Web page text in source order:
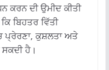
ਕਰਨ ਦੀ ਉਮੀਦ ਕੀਤੀ
ਬਿਹਤਰ ਵਿੱਤੀ
ਪ੍ਰੇਰਣਾ, ਕੁਸ਼ਲਤਾ ਅਤੇ
ਹੈ।